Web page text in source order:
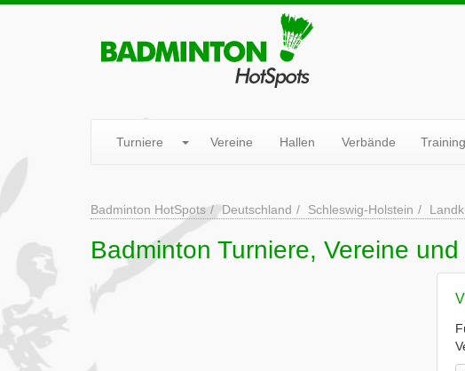
Turniere Vereine Hallen Verbände Training
Badminton HotSpots Deutschland Schleswig-Holstein
Badminton Turniere, Vereine